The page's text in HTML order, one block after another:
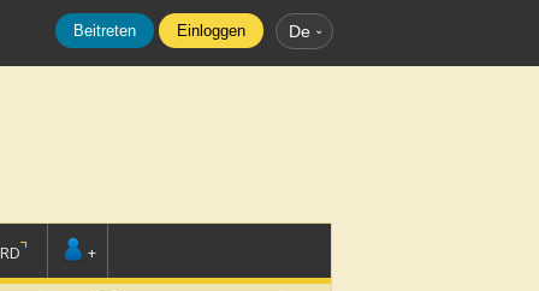
Beitreten Einloggen De
+